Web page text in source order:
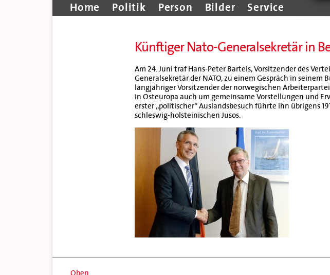
Home Politik Person Bilder Service
Künftiger Nato-Generalsekretär in
Am 24. Juni traf Hans-Peter Bartels, Vorsitzender des
Generalsekretär der NATO, zu einem Gespräch in
langjähriger Vorsitzender der norwegischen
in Osteuropa auch um gemeinsame Vorstellungen und
erster „politischer“ Auslandsbesuch führte ihn übrigens
schleswig-holsteinischen Jusos.
Oben